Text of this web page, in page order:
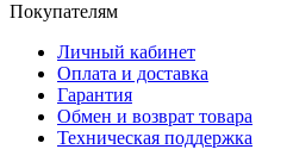
Покупателям
Личный кабинет
Оплата и доставка
Гарантия
Обмен и возврат товара
Техническая поддержка